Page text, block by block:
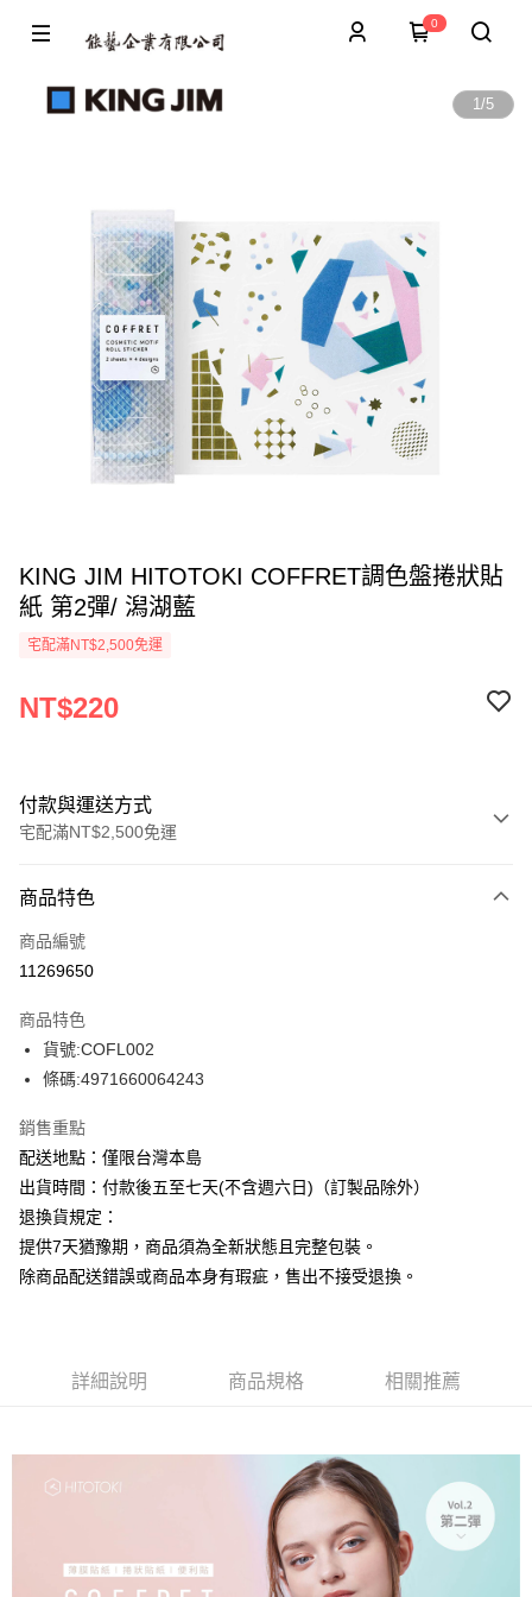
0
1/5
KING JIM HITOTOKI COFFRET調色盤捲狀貼
紙 第2彈/ 潟湖藍
宅配滿NT$2,500免運
NT$220
付款與運送方式
宅配滿NT$2,500免運
信用卡一次付款
Apple Pay
悠遊付
ATM付款
運送方式
下單前請先詢問庫存
每筆NT$130，滿NT$2,500(含以上)免運費
商品特色
商品編號
11269650
商品特色
貨號:COFL002
條碼:4971660064243
銷售重點
配送地點：僅限台灣本島
出貨時間：付款後五至七天(不含週六日)（訂製品除外）
退換貨規定：
提供7天猶豫期，商品須為全新狀態且完整包裝。
除商品配送錯誤或商品本身有瑕疵，售出不接受退換。
詳細說明 商品規格 相關推薦